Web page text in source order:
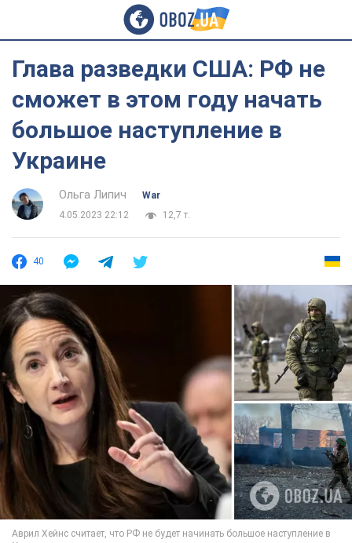
Глава разведки США: РФ не
сможет в этом году начать
большое наступление в
Украине
Ольга Липич
War
4.05.2023 22:12
12,7 т.
40